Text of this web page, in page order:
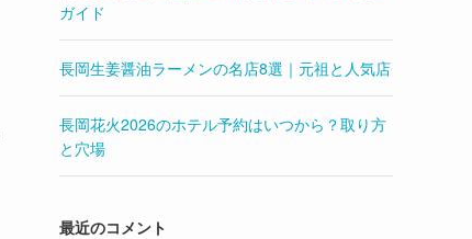
ガイド
長岡生姜醤油ラーメンの名店8選｜元祖と人気店
長岡花火2026のホテル予約はいつから？取り方
と穴場
最近のコメント